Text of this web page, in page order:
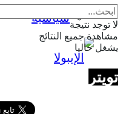
سياسية
لا توجد نتيجة
مشاهدة جميع النتائج
يشغل حاليا
تويتر